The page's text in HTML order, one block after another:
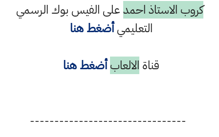
كروب الاستاذ احمدعلى الفيس بوك الرسمي
التعليميأضغط هنا
قناة الالعاب أضغط هنا
--------------------------------